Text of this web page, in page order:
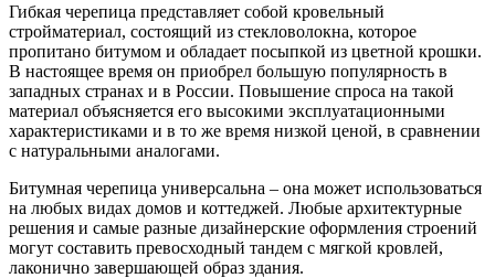
Гибкая черепица представляет собой кровельный
стройматериал, состоящий из стекловолокна, которое
пропитано битумом и обладает посыпкой из цветной крошки.
В настоящее время он приобрел большую популярность в
западных странах и в России. Повышение спроса на такой
материал объясняется его высокими эксплуатационными
характеристиками и в то же время низкой ценой, в сравнении
с натуральными аналогами.
Битумная черепица универсальна – она может использоваться
на любых видах домов и коттеджей. Любые архитектурные
решения и самые разные дизайнерские оформления строений
могут составить превосходный тандем с мягкой кровлей,
лаконично завершающей образ здания.